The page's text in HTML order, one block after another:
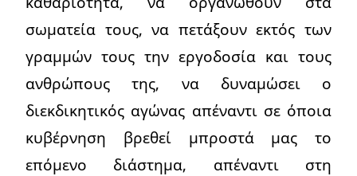
σωματεία τους, να πετάξουν εκτός των
γραμμών τους την εργοδοσία και τους
ανθρώπους της, να δυναμώσει ο
διεκδικητικός αγώνας απέναντι σε όποια
κυβέρνηση βρεθεί μπροστά μας το
επόμενο διάστημα, απέναντι στη